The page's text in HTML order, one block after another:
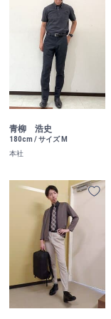
青柳 浩史
180cm / サイズ M
本社